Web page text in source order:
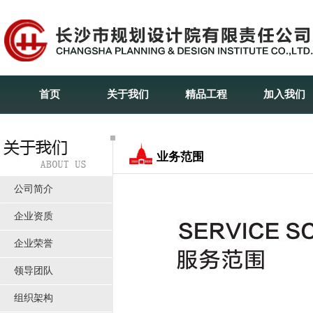
首页 关于我们 精品工程 加入我们
公司简介
企业资质
企业荣誉
领导团队
组织架构
业务范围